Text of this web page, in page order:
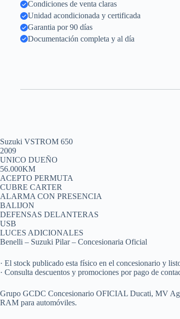
Condiciones de venta claras
Unidad acondicionada y certificada
Garantia por 90 días
Documentación completa y al día
Suzuki VSTROM 650
2009
UNICO DUEÑO
56.000KM
ACEPTO PERMUTA
CUBRE CARTER
ALARMA CON PRESENCIA
BALIJON
DEFENSAS DELANTERAS
USB
LUCES ADICIONALES
Benelli – Suzuki Pilar – Concesionaria Oficial
· El stock publicado esta físico en el concesionario y
· Consulta descuentos y promociones por pago de
Grupo GCDC Concesionario OFICIAL Ducati, MV
RAM para automóviles.